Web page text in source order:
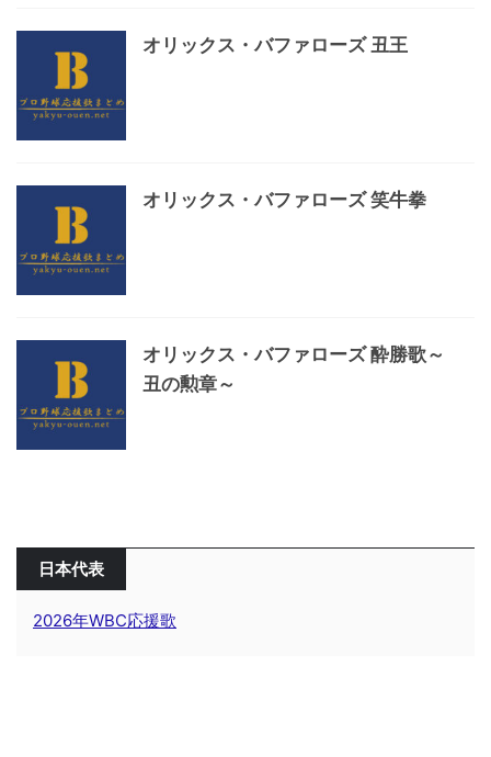
オリックス・バファローズ 丑王
オリックス・バファローズ 笑牛拳
オリックス・バファローズ 酔勝歌～
丑の勲章～
日本代表
2026年WBC応援歌